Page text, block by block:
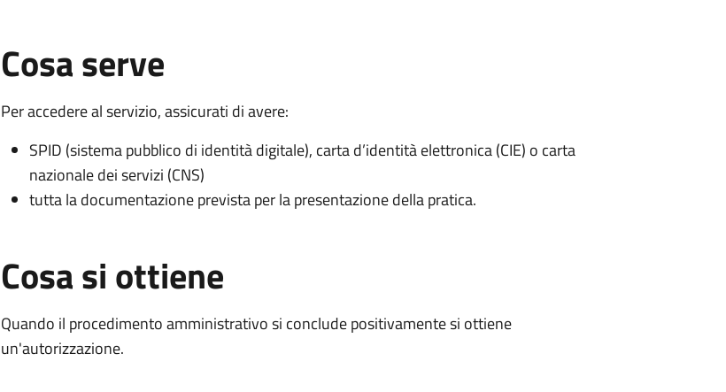
Cosa serve
Per accedere al servizio, assicurati di avere:
SPID (sistema pubblico di identità digitale), carta d’identità elettronica (CIE) o carta
nazionale dei servizi (CNS)
tutta la documentazione prevista per la presentazione della pratica.
Cosa si ottiene
Quando il procedimento amministrativo si conclude positivamente si ottiene
un'autorizzazione.